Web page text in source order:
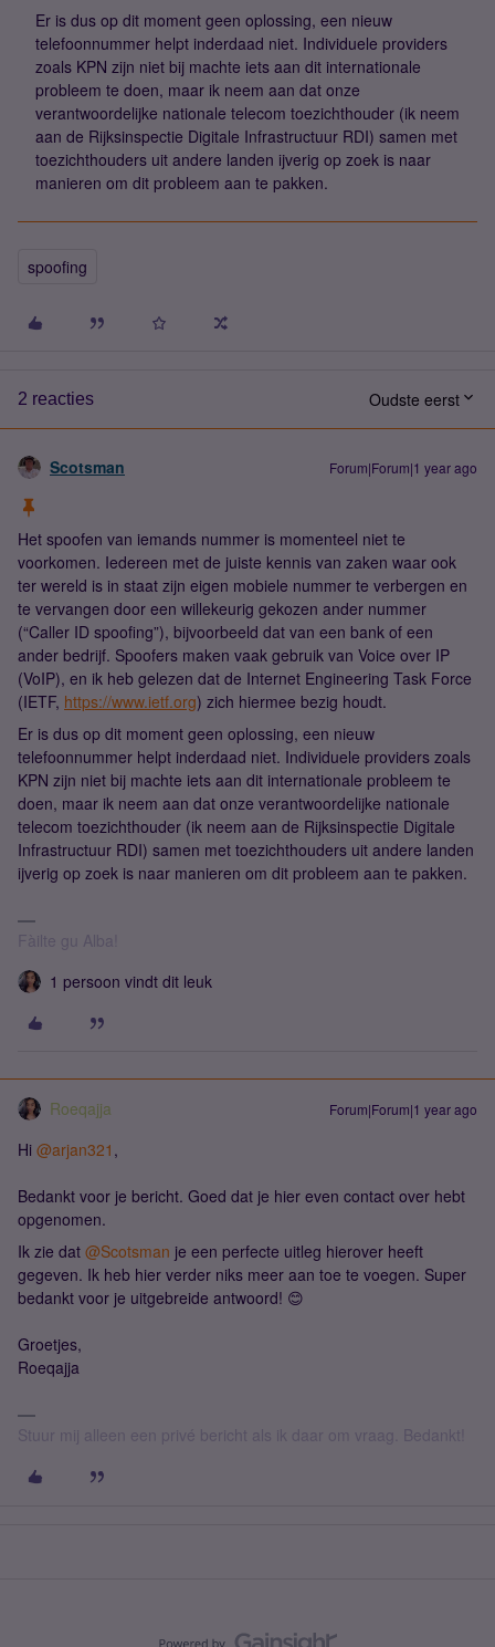
Er is dus op dit moment geen oplossing, een nieuw
telefoonnummer helpt inderdaad niet. Individuele providers
zoals KPN zijn niet bij machte iets aan dit internationale
probleem te doen, maar ik neem aan dat onze
verantwoordelijke nationale telecom toezichthouder (ik neem
aan de Rijksinspectie Digitale Infrastructuur RDI) samen met
toezichthouders uit andere landen ijverig op zoek is naar
manieren om dit probleem aan te pakken.
spoofing
2 reacties Oudste eerst
Scotsman Forum|Forum|1 year ago
Het spoofen van iemands nummer is momenteel niet te
voorkomen. Iedereen met de juiste kennis van zaken waar ook
ter wereld is in staat zijn eigen mobiele nummer te verbergen en
te vervangen door een willekeurig gekozen ander nummer
(“Caller ID spoofing”), bijvoorbeeld dat van een bank of een
ander bedrijf. Spoofers maken vaak gebruik van Voice over IP
(VoIP), en ik heb gelezen dat de Internet Engineering Task Force
(IETF, https://www.ietf.org) zich hiermee bezig houdt.
Er is dus op dit moment geen oplossing, een nieuw
telefoonnummer helpt inderdaad niet. Individuele providers zoals
KPN zijn niet bij machte iets aan dit internationale probleem te
doen, maar ik neem aan dat onze verantwoordelijke nationale
telecom toezichthouder (ik neem aan de Rijksinspectie Digitale
Infrastructuur RDI) samen met toezichthouders uit andere landen
ijverig op zoek is naar manieren om dit probleem aan te pakken.
Fàilte gu Alba!
1 persoon vindt dit leuk
Roeqajja Forum|Forum|1 year ago
Hi ​ @arjan321 ,
Bedankt voor je bericht. Goed dat je hier even contact over hebt
opgenomen.
Ik zie dat ​ @Scotsman je een perfecte uitleg hierover heeft
gegeven. Ik heb hier verder niks meer aan toe te voegen. Super
bedankt voor je uitgebreide antwoord! 😊
Groetjes,
Roeqajja
Stuur mij alleen een privé bericht als ik daar om vraag. Bedankt!